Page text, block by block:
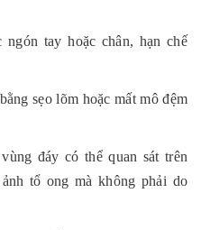
tay hoặc chân, hạn chế
sẹo lõm hoặc mất mô đệm
đáy có thể quan sát trên
tổ ong mà không phải do